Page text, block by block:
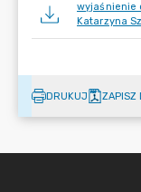
wyjaśnienie
Katarzyna
DRUKUJ ZAPISZ